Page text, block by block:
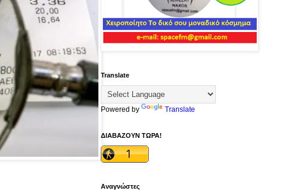
Translate
Powered by Translate
ΔΙΑΒΑΖΟΥΝ ΤΩΡΑ!
Αναγνώστες